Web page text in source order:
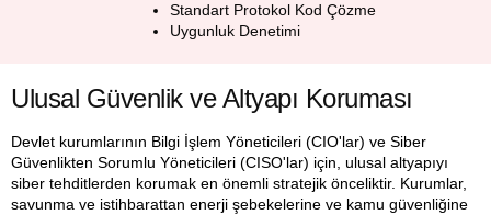
Standart Protokol Kod Çözme
Uygunluk Denetimi
Ulusal Güvenlik ve Altyapı Koruması
Devlet kurumlarının Bilgi İşlem Yöneticileri (CIO'lar) ve Siber
Güvenlikten Sorumlu Yöneticileri (CISO'lar) için, ulusal altyapıyı
siber tehditlerden korumak en önemli stratejik önceliktir. Kurumlar,
savunma ve istihbarattan enerji şebekelerine ve kamu güvenliğine